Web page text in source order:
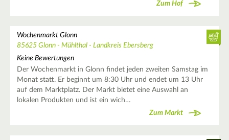
Zum Hof
Wochenmarkt Glonn
85625 Glonn - Mühlthal - Landkreis Ebersberg
Keine Bewertungen
Der Wochenmarkt in Glonn findet jeden zweiten Samstag im
Monat statt. Er beginnt um 8:30 Uhr und endet um 13 Uhr
auf dem Marktplatz. Der Markt bietet eine Auswahl an
lokalen Produkten und ist ein wich…
Zum Markt